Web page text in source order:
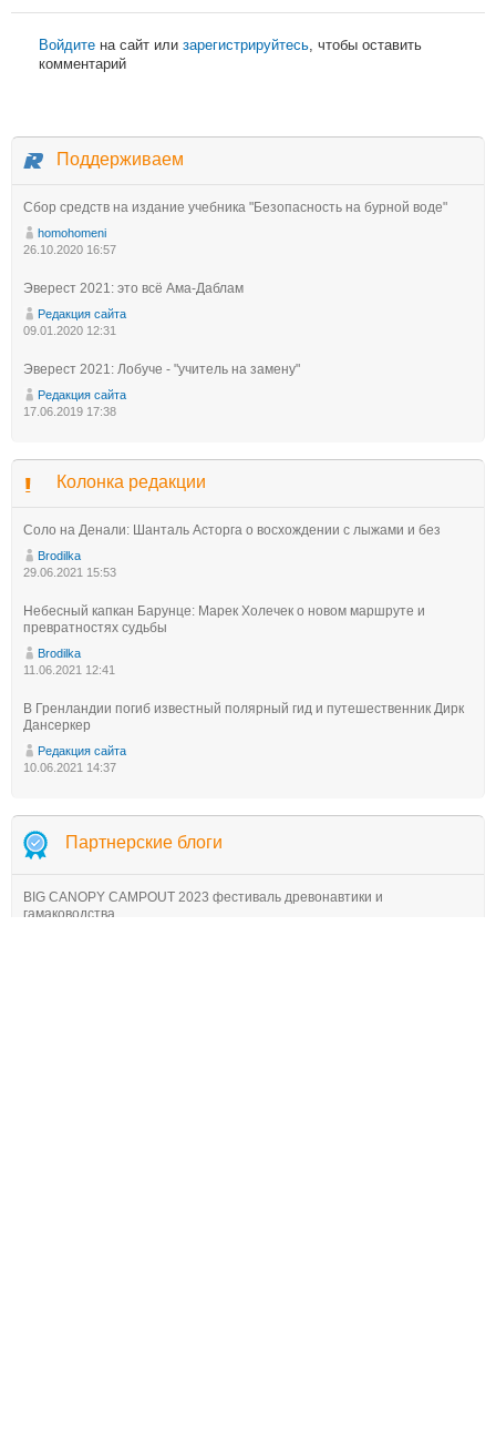
Войдите на сайт или зарегистрируйтесь , чтобы оставить
комментарий
Поддерживаем
Сбор средств на издание учебника "Безопасность на бурной воде"
homohomeni
26.10.2020 16:57
Эверест 2021: это всё Ама-Даблам
Редакция сайта
09.01.2020 12:31
Эверест 2021: Лобуче - "учитель на замену"
Редакция сайта
17.06.2019 17:38
Колонка редакции
Соло на Денали: Шанталь Асторга о восхождении с лыжами и без
Brodilka
29.06.2021 15:53
Небесный капкан Барунце: Марек Холечек о новом маршруте и
превратностях судьбы
Brodilka
11.06.2021 12:41
В Гренландии погиб известный полярный гид и путешественник Дирк
Дансеркер
Редакция сайта
10.06.2021 14:37
Партнерские блоги
BIG CANOPY CAMPOUT 2023 фестиваль древонавтики и
гамаководства